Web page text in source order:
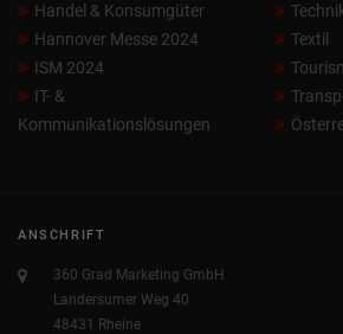
Handel & Konsumgüter
Hannover Messe 2024
ISM 2024
IT- &
Kommunikationslösungen
Textil
ANSCHRIFT
360 Grad Marketing GmbH
Landersumer Weg 40
48431 Rheine